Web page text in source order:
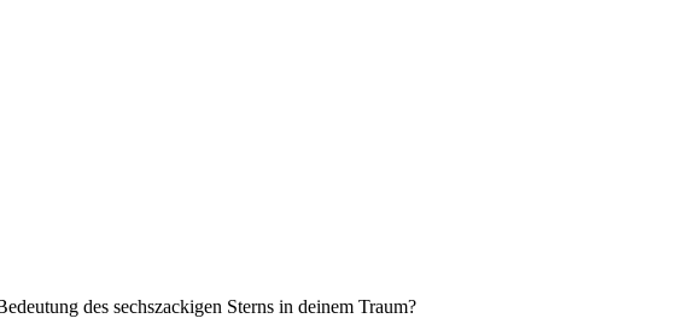
des sechszackigen Sterns in deinem Traum?